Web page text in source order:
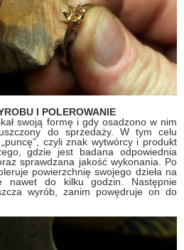
I POLEROWANIE
swoją formę i gdy osadzono w nim
do sprzedaży. W tym celu
czyli znak wytwórcy i produkt
gdzie jest badana odpowiednia
sprawdzana jakość wykonania. Po
powierzchnię swojego dzieła na
nawet do kilku godzin. Następnie
wyrób, zanim powędruje on do